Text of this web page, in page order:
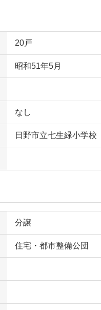
20戸
昭和51年5月
なし
日野市立七生緑小学校
分譲
住宅・都市整備公団